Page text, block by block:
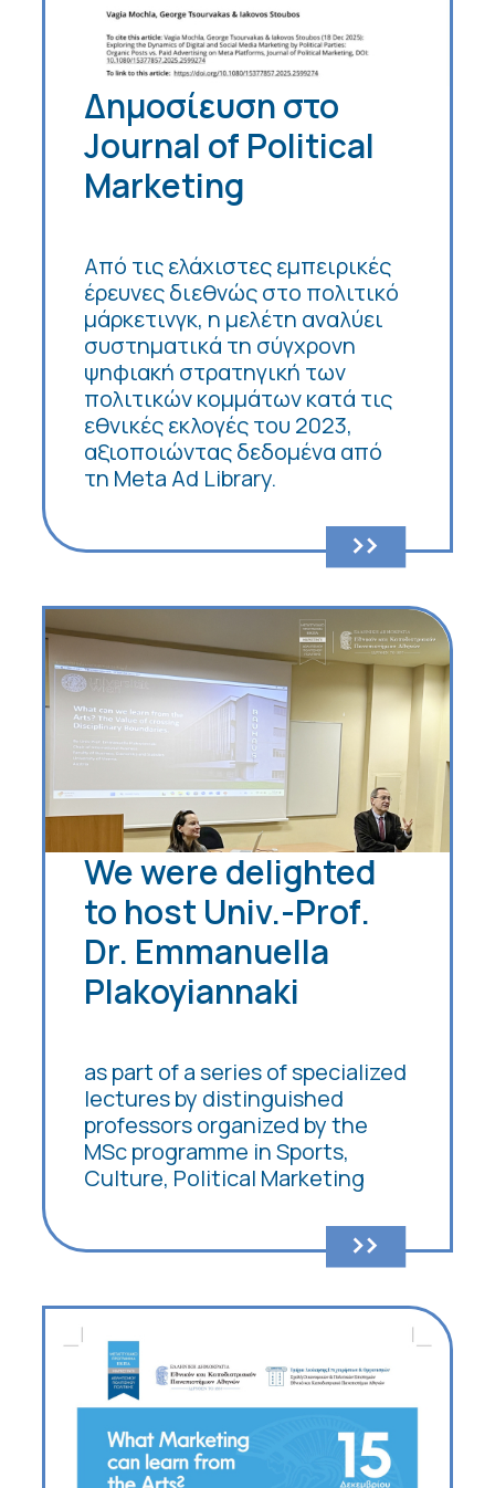
Δημοσίευση στο
Journal of Political
Marketing
Από τις ελάχιστες εμπειρικές
έρευνες διεθνώς στο πολιτικό
μάρκετινγκ, η μελέτη αναλύει
συστηματικά τη σύγχρονη
ψηφιακή στρατηγική των
πολιτικών κομμάτων κατά τις
εθνικές εκλογές του 2023,
αξιοποιώντας δεδομένα από
τη Meta Ad Library.
We were delighted
to host Univ.-Prof.
Dr. Emmanuella
Plakoyiannaki
as part of a series of specialized
lectures by distinguished
professors organized by the
MSc programme in Sports,
Culture, Political Marketing